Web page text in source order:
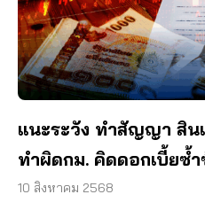
แนะระวัง ทำสัญญา สิน
ทำผิดกม. คิดดอกเบี้ยซ้
10 สิงหาคม 2568